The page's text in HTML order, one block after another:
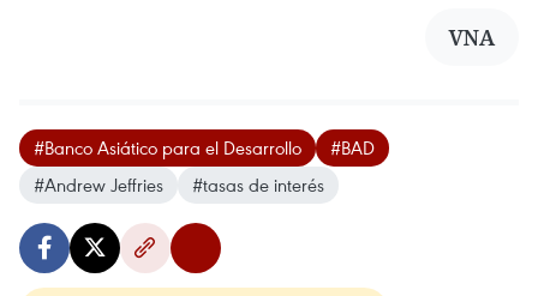
VNA
#Banco Asiático para el Desarrollo
#BAD
#Andrew Jeffries
#tasas de interés